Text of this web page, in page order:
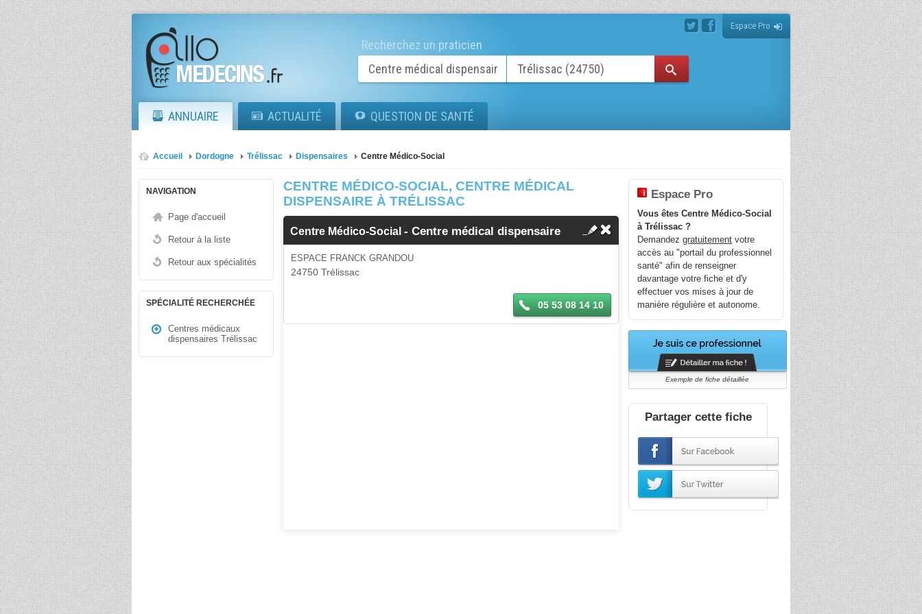
Espace Pro
Recherchez un praticien
ANNUAIRE ACTUALITÉ QUESTION DE SANTÉ
Accueil Dordogne Trélissac Dispensaires Centre Médico-Social
NAVIGATION
Page d'accueil
Retour à la liste
Retour aux spécialités
SPÉCIALITÉ RECHERCHÉE
Centres médicaux
dispensaires Trélissac
CENTRE MÉDICO-SOCIAL, CENTRE MÉDICAL
DISPENSAIRE À TRÉLISSAC
Centre Médico-Social-Centre médical dispensaire
ESPACE FRANCK GRANDOU
24750 Trélissac
05 53 08 14 10
Espace Pro
Vous êtes Centre Médico-Social
à Trélissac ?
Demandezgratuitement votre
accès au "portail du professionnel
santé" afin de renseigner
davantage votre fiche et d'y
effectuer vos mises à jour de
manière régulière et autonome.
Exemple de fiche détaillée
Partager cette fiche